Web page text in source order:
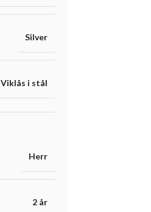
Silver
Viklås i stål
Herr
2 år